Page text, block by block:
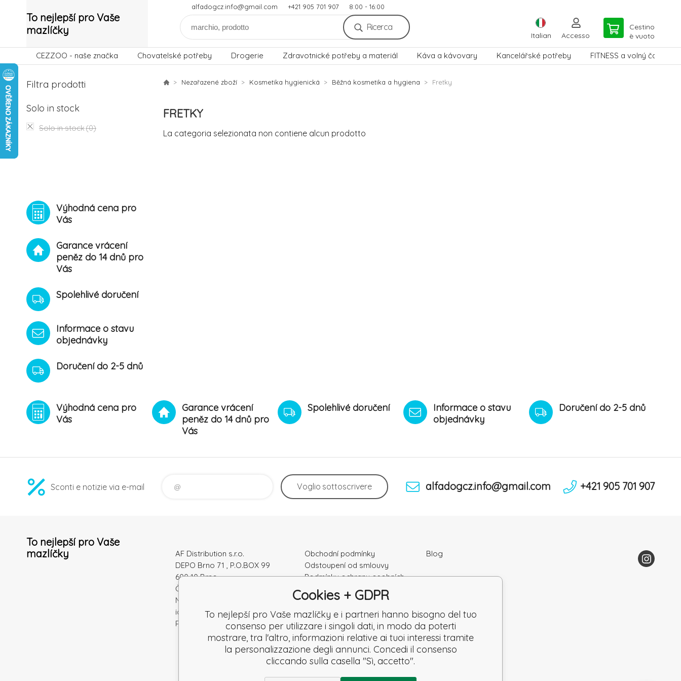
To nejlepší pro Vaše
mazlíčky
alfadogcz.info@gmail.com +421 905 701 907 8:00 - 16:00
Ricerca
Italian Accesso
Cestino
è vuoto
CEZZOO - naše značka Chovatelské potřeby Drogerie Zdravotnické potřeby a materiál Káva a kávovary Kancelářské potřeby FITNESS a volný čas
Filtra prodotti
Solo in stock
Solo in stock(0)
Výhodná cena pro
Vás
Garance vrácení
peněz do 14 dnů pro
Vás
Spolehlivé doručení
Informace o stavu
objednávky
Doručení do 2-5 dnů
Nezařazené zboží Kosmetika hygienická Běžná kosmetika a hygiena Fretky
FRETKY
La categoria selezionata non contiene alcun prodotto
Výhodná cena pro
Vás
Garance vrácení
peněz do 14 dnů pro
Vás
Spolehlivé doručení
Informace o stavu
objednávky
Doručení do 2-5 dnů
Sconti e notizie via e-mail Voglio sottoscrivere alfadogcz.info@gmail.com +421 905 701 907
To nejlepší pro Vaše
mazlíčky
AF Distribution s.r.o.
DEPO Brno 71 , P.O.BOX 99
600 10 Brno
Česká republika
Numero di
identificazione: 52010180
Partita IVA: SK2120864328
Obchodní podmínky
Odstoupení od smlouvy
Podmínky ochrany osobních
údajú
Kontakty
Záruka a Reklamace
Reklamační formulář
Denuncia
Revisione
Blog
Cookies + GDPR
To nejlepší pro Vaše mazlíčky e i partneri hanno bisogno del tuo
consenso per utilizzare i singoli dati, in modo da poterti
mostrare, tra l'altro, informazioni relative ai tuoi interessi tramite
la personalizzazione degli annunci. Concedi il consenso
cliccando sulla casella "Sì, accetto".